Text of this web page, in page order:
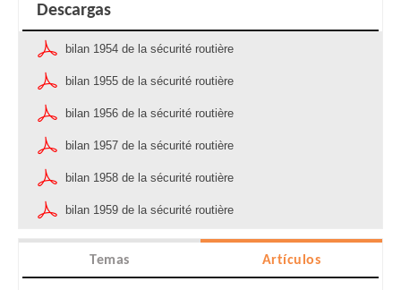
Descargas
bilan 1954 de la sécurité routière
bilan 1955 de la sécurité routière
bilan 1956 de la sécurité routière
bilan 1957 de la sécurité routière
bilan 1958 de la sécurité routière
bilan 1959 de la sécurité routière
Temas Artículos